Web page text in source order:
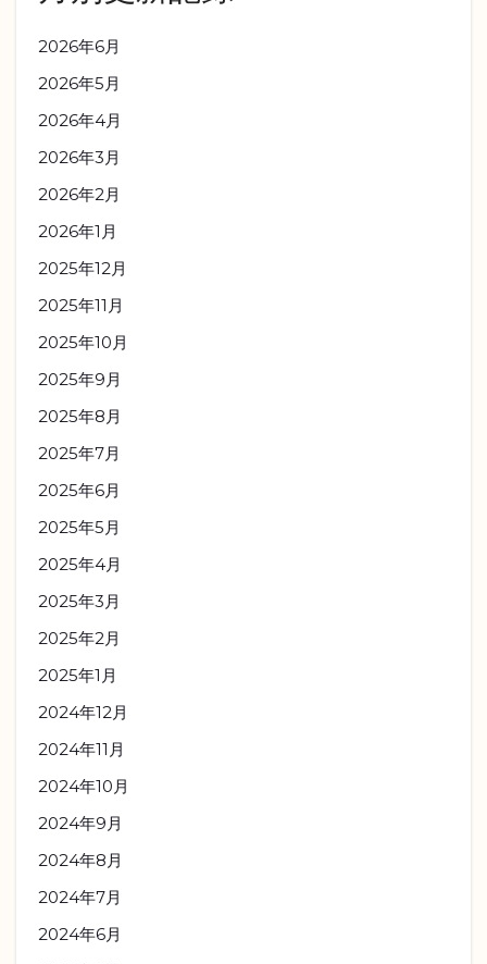
2026年6月
2026年5月
2026年4月
2026年3月
2026年2月
2026年1月
2025年12月
2025年11月
2025年10月
2025年9月
2025年8月
2025年7月
2025年6月
2025年5月
2025年4月
2025年3月
2025年2月
2025年1月
2024年12月
2024年11月
2024年10月
2024年9月
2024年8月
2024年7月
2024年6月